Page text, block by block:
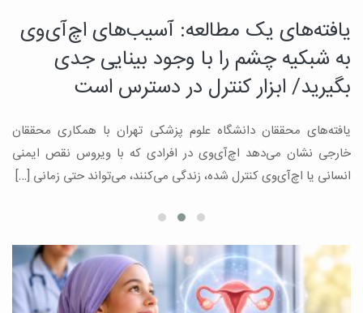
یافته‌های یک مطالعه: آسیب‌های اچ‌آی‌وی
به شبکیه چشم را با وجود بینایی جدی
بگیرید/ ابزار کنترل در دسترس است
یافته‌های محققان دانشگاه علوم پزشکی تهران با همکاری محققان
خارجی نشان می‌دهد اچ‌آی‌وی در افرادی که با ویروس نقص ایمنی
انسانی یا اچ‌آی‌وی کنترل شده، زندگی می‌کنند، می‌تواند حتی زمانی […]